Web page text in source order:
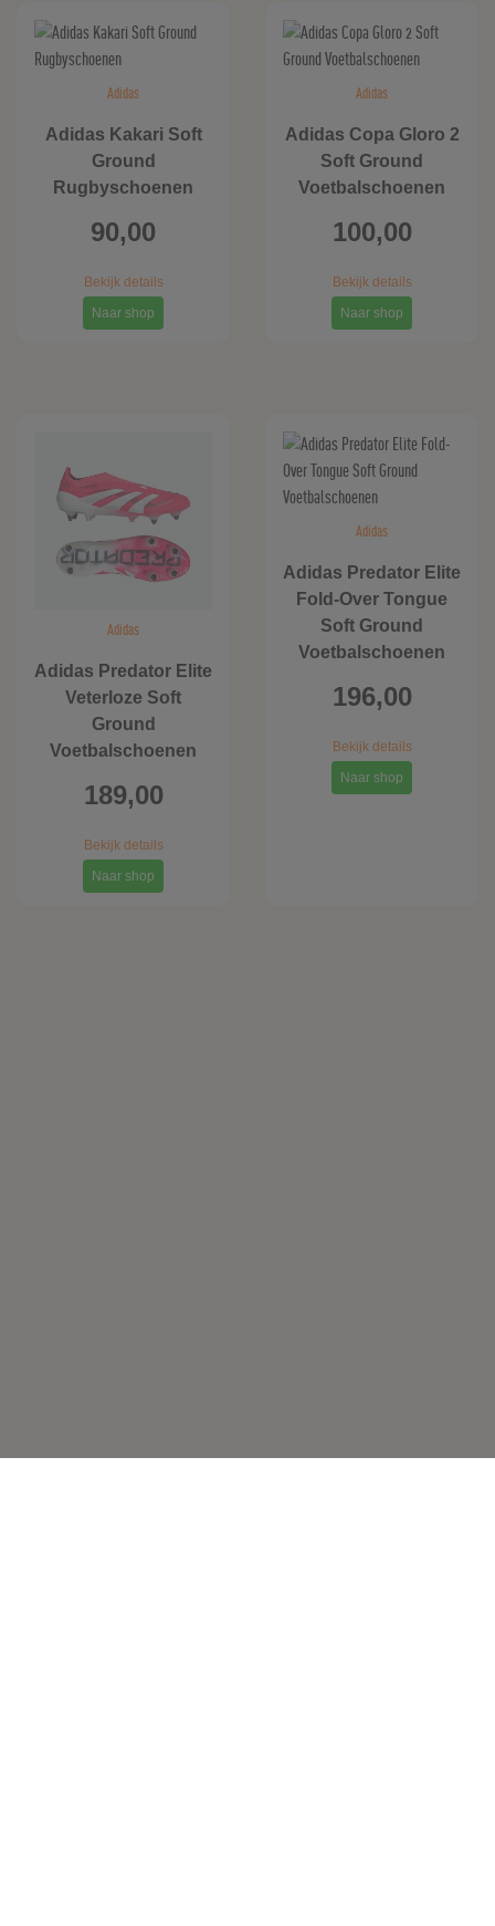
Adidas
Adidas Kakari Soft
Ground
Rugbyschoenen
90,00
Bekijk details
Naar shop
Adidas
Adidas Copa Gloro 2
Soft Ground
Voetbalschoenen
100,00
Bekijk details
Naar shop
Adidas
Adidas Predator Elite
Veterloze Soft
Ground
Voetbalschoenen
189,00
Bekijk details
Naar shop
Adidas
Adidas Predator Elite
Fold-Over Tongue
Soft Ground
Voetbalschoenen
196,00
Bekijk details
Naar shop